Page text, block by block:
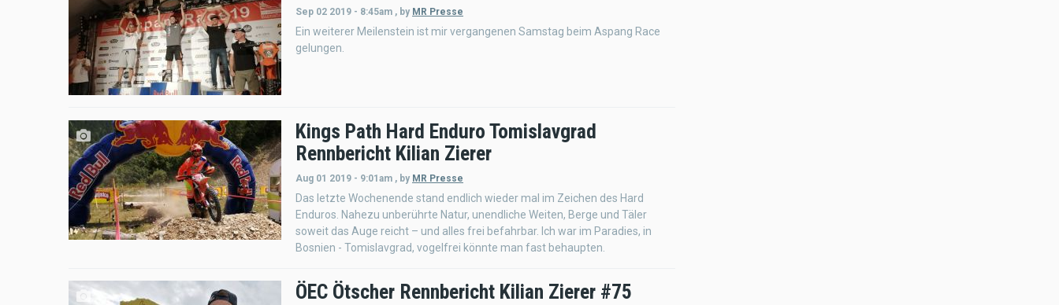
Sep 02 2019 - 8:45am , by MR Presse
Ein weiterer Meilenstein ist mir vergangenen Samstag beim Aspang Race
gelungen.
Kings Path Hard Enduro Tomislavgrad
Rennbericht Kilian Zierer
Aug 01 2019 - 9:01am , by MR Presse
Das letzte Wochenende stand endlich wieder mal im Zeichen des Hard
Enduros. Nahezu unberührte Natur, unendliche Weiten, Berge und Täler
soweit das Auge reicht – und alles frei befahrbar. Ich war im Paradies, in
Bosnien - Tomislavgrad, vogelfrei könnte man fast behaupten.
ÖEC Ötscher Rennbericht Kilian Zierer #75